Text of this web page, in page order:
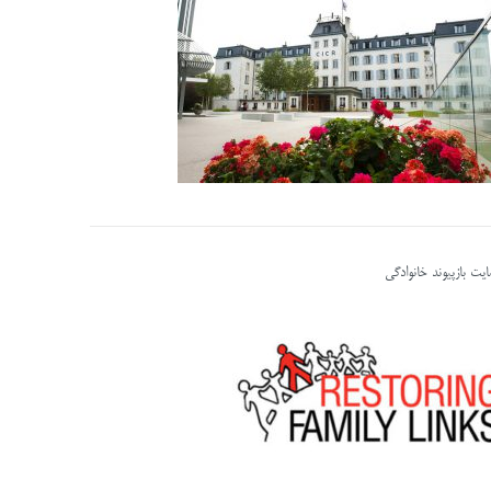
بازپیوند خانوادگی